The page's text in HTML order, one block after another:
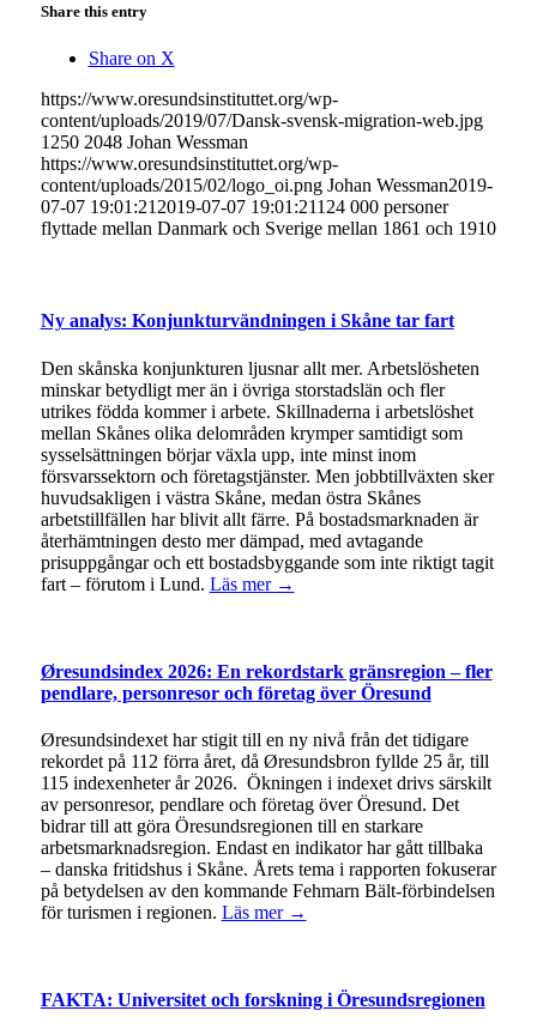
Share this entry
Share on X
https://www.oresundsinstituttet.org/wp-
content/uploads/2019/07/Dansk-svensk-migration-web.jpg
1250 2048 Johan Wessman
https://www.oresundsinstituttet.org/wp-
content/uploads/2015/02/logo_oi.png Johan Wessman2019-
07-07 19:01:21 2019-07-07 19:01:21124 000 personer
flyttade mellan Danmark och Sverige mellan 1861 och 1910
Ny analys: Konjunkturvändningen i Skåne tar fart
Den skånska konjunkturen ljusnar allt mer. Arbetslösheten
minskar betydligt mer än i övriga storstadslän och fler
utrikes födda kommer i arbete. Skillnaderna i arbetslöshet
mellan Skånes olika delområden krymper samtidigt som
sysselsättningen börjar växla upp, inte minst inom
försvarssektorn och företagstjänster. Men jobbtillväxten sker
huvudsakligen i västra Skåne, medan östra Skånes
arbetstillfällen har blivit allt färre. På bostadsmarknaden är
återhämtningen desto mer dämpad, med avtagande
prisuppgångar och ett bostadsbyggande som inte riktigt tagit
fart – förutom i Lund. Läs mer →
Øresundsindex 2026: En rekordstark gränsregion – fler
pendlare, personresor och företag över Öresund
Øresundsindexet har stigit till en ny nivå från det tidigare
rekordet på 112 förra året, då Øresundsbron fyllde 25 år, till
115 indexenheter år 2026. Ökningen i indexet drivs särskilt
av personresor, pendlare och företag över Öresund. Det
bidrar till att göra Öresundsregionen till en starkare
arbetsmarknadsregion. Endast en indikator har gått tillbaka
– danska fritidshus i Skåne. Årets tema i rapporten fokuserar
på betydelsen av den kommande Fehmarn Bält-förbindelsen
för turismen i regionen. Läs mer →
FAKTA: Universitet och forskning i Öresundsregionen